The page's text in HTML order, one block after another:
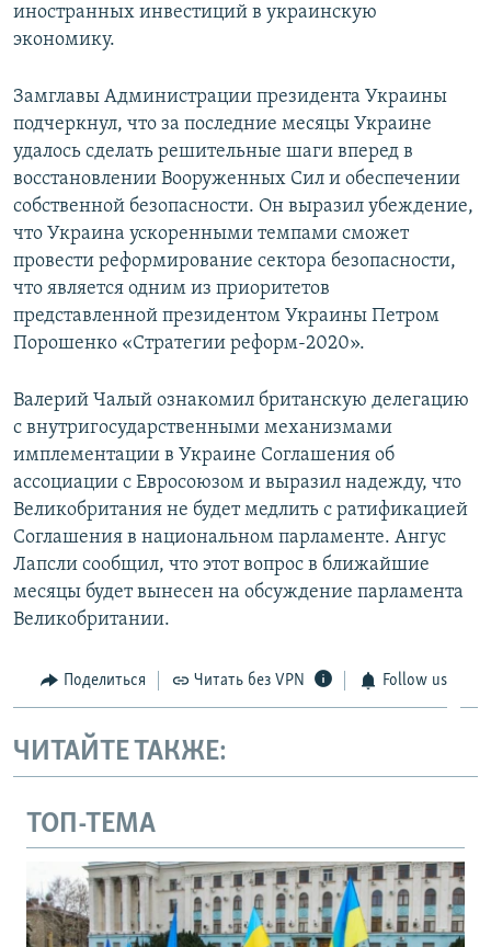
иностранных инвестиций в украинскую
экономику.
Замглавы Администрации президента Украины
подчеркнул, что за последние месяцы Украине
удалось сделать решительные шаги вперед в
восстановлении Вооруженных Сил и обеспечении
собственной безопасности. Он выразил убеждение,
что Украина ускоренными темпами сможет
провести реформирование сектора безопасности,
что является одним из приоритетов
представленной президентом Украины Петром
Порошенко «Стратегии реформ-2020».
Валерий Чалый ознакомил британскую делегацию
с внутригосударственными механизмами
имплементации в Украине Соглашения об
ассоциации с Евросоюзом и выразил надежду, что
Великобритания не будет медлить с ратификацией
Соглашения в национальном парламенте. Ангус
Лапсли сообщил, что этот вопрос в ближайшие
месяцы будет вынесен на обсуждение парламента
Великобритании.
Поделиться Читать без VPN Follow us
ЧИТАЙТЕ ТАКЖЕ:
ТОП-ТЕМА